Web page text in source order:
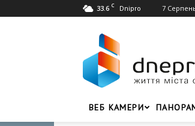
33.6 C Dnipro 7
Дніпра
ВЕБ КАМЕРИ